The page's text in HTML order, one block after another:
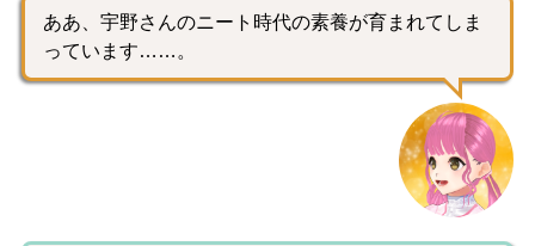
ああ、宇野さんのニート時代の素養が育まれてしま
っています……。